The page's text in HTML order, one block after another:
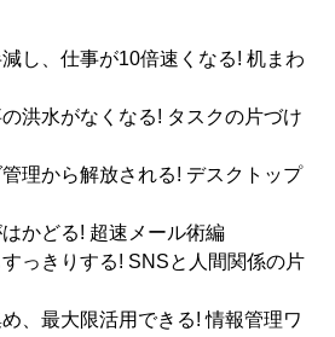
し、仕事が10倍速くなる! 机まわ
洪水がなくなる! タスクの片づけ
理から解放される! デスクトップ
かどる! 超速メール術編
っきりする! SNSと人間関係の片
、最大限活用できる! 情報管理ワ